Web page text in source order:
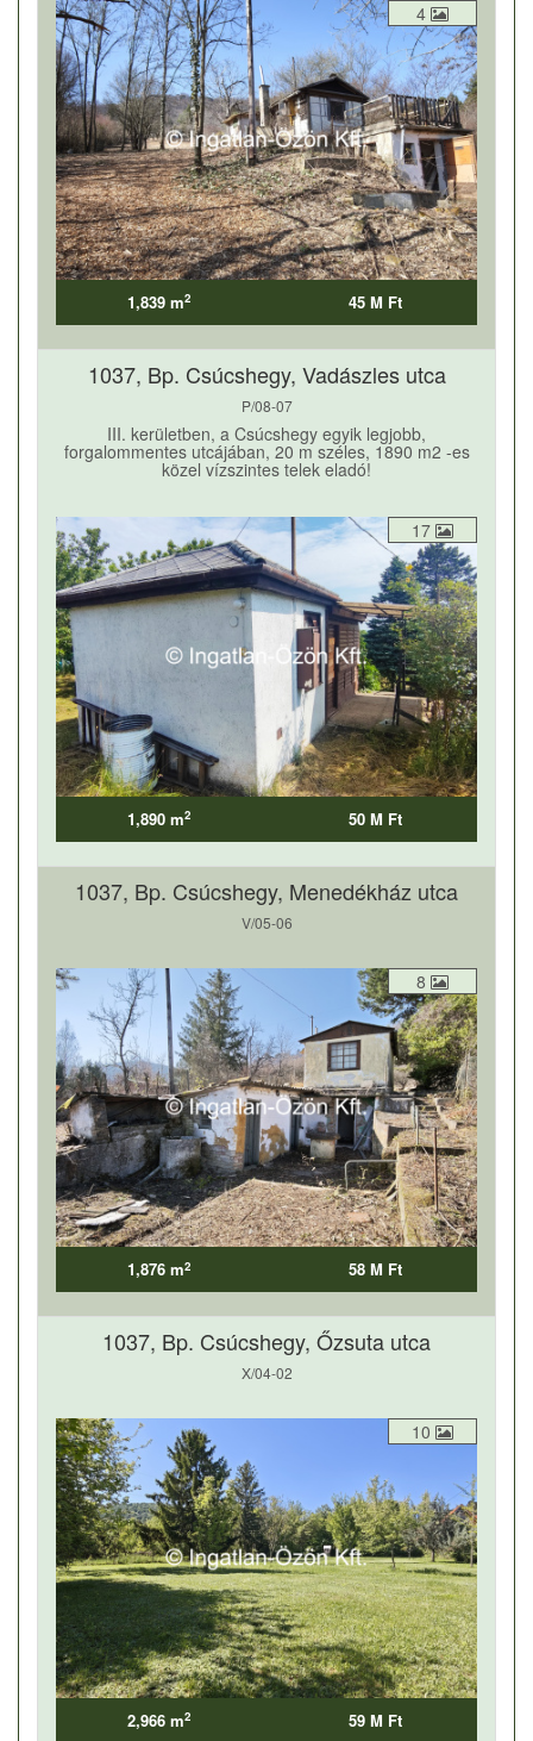
4
1,839 m2 45 M Ft
1037, Bp. Csúcshegy, Vadászles utca
P/08-07
III. kerületben, a Csúcshegy egyik legjobb,
forgalommentes utcájában, 20 m széles, 1890 m2 -es
közel vízszintes telek eladó!
17
1,890 m2 50 M Ft
1037, Bp. Csúcshegy, Menedékház utca
V/05-06
8
1,876 m2 58 M Ft
1037, Bp. Csúcshegy, Őzsuta utca
X/04-02
10
2,966 m2 59 M Ft